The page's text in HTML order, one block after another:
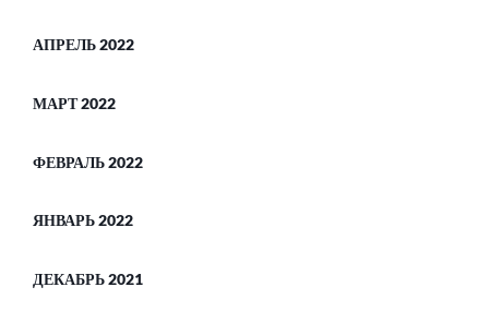
АПРЕЛЬ 2022
МАРТ 2022
ФЕВРАЛЬ 2022
ЯНВАРЬ 2022
ДЕКАБРЬ 2021